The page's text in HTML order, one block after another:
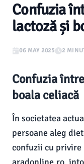
Confuzia
lactoză și
06 MAY 2025 2
Confuzia
boala celiacă
În societatea
persoane aleg
confuzii cu privire